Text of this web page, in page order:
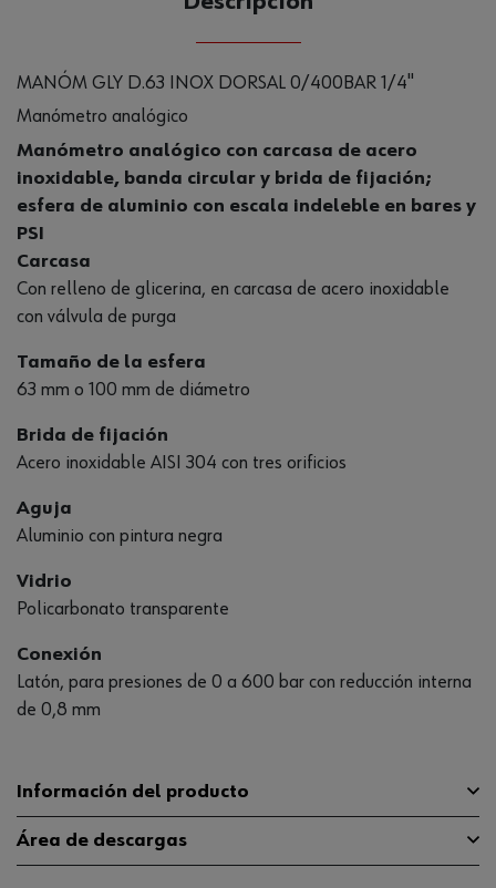
MANÓM GLY D.63 INOX DORSAL 0/400BAR 1/4"
Manómetro analógico
Manómetro analógico con carcasa de acero
inoxidable, banda circular y brida de fijación;
esfera de aluminio con escala indeleble en bares y
PSI
Carcasa
Con relleno de glicerina, en carcasa de acero inoxidable
con válvula de purga
Tamaño de la esfera
63 mm o 100 mm de diámetro
Brida de fijación
Acero inoxidable AISI 304 con tres orificios
Aguja
Aluminio con pintura negra
Vidrio
Policarbonato transparente
Conexión
Latón, para presiones de 0 a 600 bar con reducción interna
de 0,8 mm
Información del producto
Área de descargas